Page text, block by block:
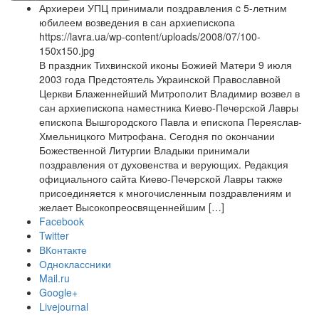
Архиереи УПЦ принимали поздравления c 5-летним
юбилеем возведения в сан архиепископа
https://lavra.ua/wp-content/uploads/2008/07/100-
150x150.jpg
В праздник Тихвинской иконы Божией Матери 9 июля
2003 года Предстоятель Украинской Православной
Церкви Блаженнейший Митрополит Владимир возвел в
сан архиепископа наместника Киево-Печерской Лавры
епископа Вышгородского Павла и епископа Переяслав-
Хмельницкого Митрофана. Сегодня по окончании
Божественной Литургии Владыки принимали
поздравления от духовенства и верующих. Редакция
официального сайта Киево-Печерской Лавры также
присоединяется к многочисленным поздравлениям и
желает Высокопреосвященнейшим […]
Facebook
Twitter
ВКонтакте
Одноклассники
Mail.ru
Google+
Livejournal